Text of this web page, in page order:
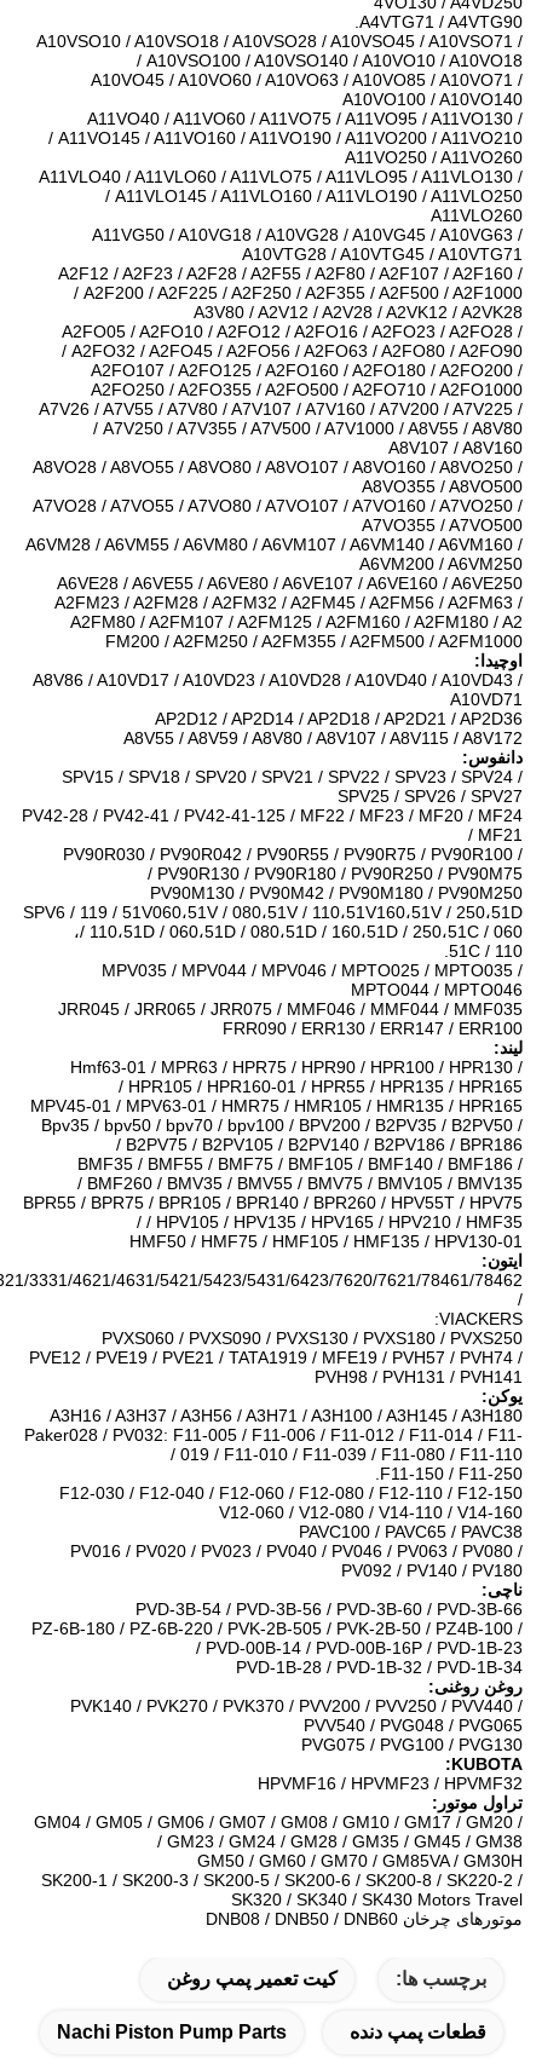
A4VTG71 / A4VTG90.
A10VSO10 / A10VSO18 / A10VSO28 / A10VSO45 / A10VSO71 /
A10VSO100 / A10VSO140 / A10VO10 / A10VO18 /
A10VO45 / A10VO60 / A10VO63 / A10VO85 / A10VO71 /
A10VO100 / A10VO140
A11VO40 / A11VO60 / A11VO75 / A11VO95 / A11VO130 /
A11VO145 / A11VO160 / A11VO190 / A11VO200 / A11VO210 /
A11VO250 / A11VO260
A11VLO40 / A11VLO60 / A11VLO75 / A11VLO95 / A11VLO130 /
A11VLO145 / A11VLO160 / A11VLO190 / A11VLO250 /
A11VLO260
A11VG50 / A10VG18 / A10VG28 / A10VG45 / A10VG63 /
A10VTG28 / A10VTG45 / A10VTG71
A2F12 / A2F23 / A2F28 / A2F55 / A2F80 / A2F107 / A2F160 /
A2F200 / A2F225 / A2F250 / A2F355 / A2F500 / A2F1000 /
A3V80 / A2V12 / A2V28 / A2VK12 / A2VK28
A2FO05 / A2FO10 / A2FO12 / A2FO16 / A2FO23 / A2FO28 /
A2FO32 / A2FO45 / A2FO56 / A2FO63 / A2FO80 / A2FO90 /
A2FO107 / A2FO125 / A2FO160 / A2FO180 / A2FO200 /
A2FO250 / A2FO355 / A2FO500 / A2FO710 / A2FO1000
A7V26 / A7V55 / A7V80 / A7V107 / A7V160 / A7V200 / A7V225 /
A7V250 / A7V355 / A7V500 / A7V1000 / A8V55 / A8V80 /
A8V107 / A8V160
A8VO28 / A8VO55 / A8VO80 / A8VO107 / A8VO160 / A8VO250 /
A8VO355 / A8VO500
A7VO28 / A7VO55 / A7VO80 / A7VO107 / A7VO160 / A7VO250 /
A7VO355 / A7VO500
A6VM28 / A6VM55 / A6VM80 / A6VM107 / A6VM140 / A6VM160 /
A6VM200 / A6VM250
A6VE28 / A6VE55 / A6VE80 / A6VE107 / A6VE160 / A6VE250
A2FM23 / A2FM28 / A2FM32 / A2FM45 / A2FM56 / A2FM63 /
A2FM80 / A2FM107 / A2FM125 / A2FM160 / A2FM180 / A2
FM200 / A2FM250 / A2FM355 / A2FM500 / A2FM1000
اوچیدا:
A8V86 / A10VD17 / A10VD23 / A10VD28 / A10VD40 / A10VD43 /
A10VD71
AP2D12 / AP2D14 / AP2D18 / AP2D21 / AP2D36
A8V55 / A8V59 / A8V80 / A8V107 / A8V115 / A8V172
دانفوس:
SPV15 / SPV18 / SPV20 / SPV21 / SPV22 / SPV23 / SPV24 /
SPV25 / SPV26 / SPV27
PV42-28 / PV42-41 / PV42-41-125 / MF22 / MF23 / MF20 / MF24
/ MF21
PV90R030 / PV90R042 / PV90R55 / PV90R75 / PV90R100 /
PV90R130 / PV90R180 / PV90R250 / PV90M75 /
PV90M130 / PV90M42 / PV90M180 / PV90M250
SPV6 / 119 / 51V060،51V / 080،51V / 110،51V160،51V / 250،51D
/ 110،51D / 060،51D / 080،51D / 160،51D / 250،51C / 060،
51C / 110.
MPV035 / MPV044 / MPV046 / MPTO025 / MPTO035 /
MPTO044 / MPTO046
JRR045 / JRR065 / JRR075 / MMF046 / MMF044 / MMF035
FRR090 / ERR130 / ERR147 / ERR100
لیند:
Hmf63-01 / MPR63 / HPR75 / HPR90 / HPR100 / HPR130 /
HPR105 / HPR160-01 / HPR55 / HPR135 / HPR165 /
MPV45-01 / MPV63-01 / HMR75 / HMR105 / HMR135 / HPR165
Bpv35 / bpv50 / bpv70 / bpv100 / BPV200 / B2PV35 / B2PV50 /
B2PV75 / B2PV105 / B2PV140 / B2PV186 / BPR186 /
BMF35 / BMF55 / BMF75 / BMF105 / BMF140 / BMF186 /
BMF260 / BMV35 / BMV55 / BMV75 / BMV105 / BMV135 /
BPR55 / BPR75 / BPR105 / BPR140 / BPR260 / HPV55T / HPV75
/ HPV105 / HPV135 / HPV165 / HPV210 / HMF35 /
HMF50 / HMF75 / HMF105 / HMF135 / HPV130-01
ایتون:
3321/3331/4621/4631/5421/5423/5431/6423/7620/7621/78461/78462
VIACKERS:
PVXS060 / PVXS090 / PVXS130 / PVXS180 / PVXS250
PVE12 / PVE19 / PVE21 / TATA1919 / MFE19 / PVH57 / PVH74 /
PVH98 / PVH131 / PVH141
یوکن:
A3H16 / A3H37 / A3H56 / A3H71 / A3H100 / A3H145 / A3H180
Paker028 / PV032: F11-005 / F11-006 / F11-012 / F11-014 / F11-
019 / F11-010 / F11-039 / F11-080 / F11-110 /
F11-150 / F11-250.
F12-030 / F12-040 / F12-060 / F12-080 / F12-110 / F12-150
V12-060 / V12-080 / V14-110 / V14-160
PAVC100 / PAVC65 / PAVC38
PV016 / PV020 / PV023 / PV040 / PV046 / PV063 / PV080 /
PV092 / PV140 / PV180
ناچی:
PVD-3B-54 / PVD-3B-56 / PVD-3B-60 / PVD-3B-66
PZ-6B-180 / PZ-6B-220 / PVK-2B-505 / PVK-2B-50 / PZ4B-100 /
PVD-00B-14 / PVD-00B-16P / PVD-1B-23 /
PVD-1B-28 / PVD-1B-32 / PVD-1B-34
روغن روغنی:
PVK140 / PVK270 / PVK370 / PVV200 / PVV250 / PVV440 /
PVV540 / PVG048 / PVG065
PVG075 / PVG100 / PVG130
KUBOTA:
HPVMF16 / HPVMF23 / HPVMF32
تراول موتور:
GM04 / GM05 / GM06 / GM07 / GM08 / GM10 / GM17 / GM20 /
GM23 / GM24 / GM28 / GM35 / GM45 / GM38 /
GM50 / GM60 / GM70 / GM85VA / GM30H
SK200-1 / SK200-3 / SK200-5 / SK200-6 / SK200-8 / SK220-2 /
SK320 / SK340 / SK430 Motors Travel
موتورهای چرخان DNB08 / DNB50 / DNB60
برچسب ها: کیت تعمیر پمپ روغن
قطعات پمپ دنده Nachi Piston Pump Parts